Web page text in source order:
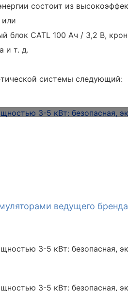
состоит из
или
блок CATL 100 Ач / 3,2 В,
и т. д.
системы следующий:
ведущего